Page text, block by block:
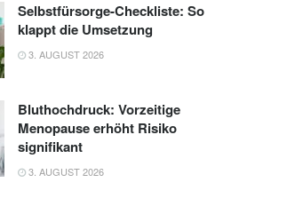
Selbstfürsorge-Checkliste: So
klappt die Umsetzung
3. AUGUST 2026
Bluthochdruck: Vorzeitige
Menopause erhöht Risiko
signifikant
3. AUGUST 2026